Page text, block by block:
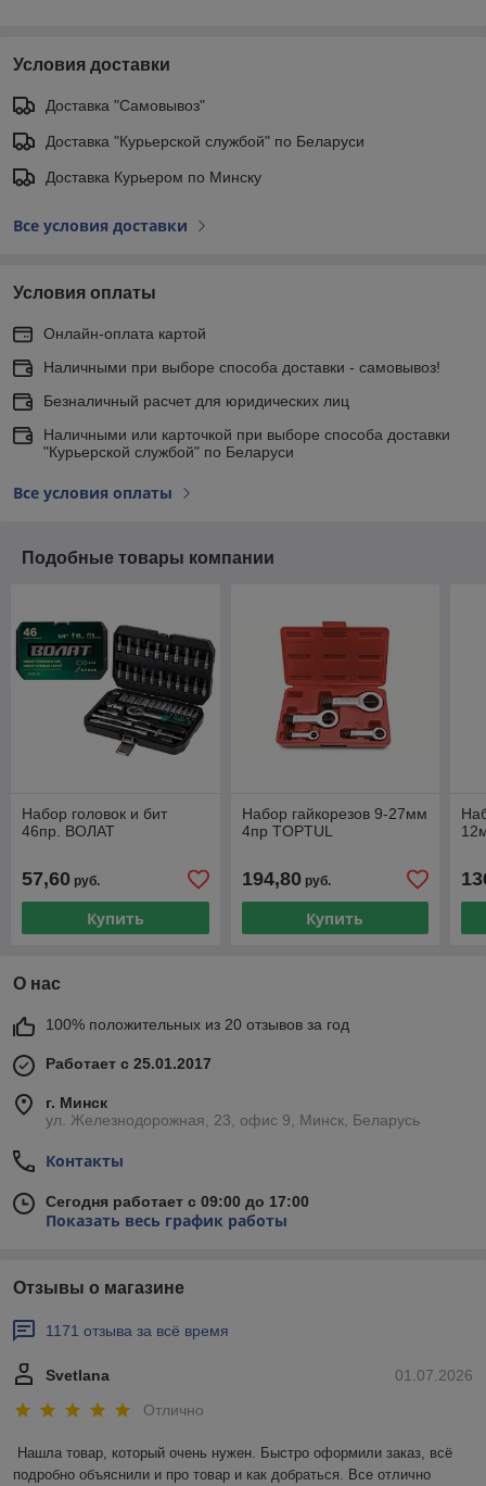
Условия доставки
Доставка "Самовывоз"
Доставка "Курьерской службой" по Беларуси
Доставка Курьером по Минску
Все условия доставки
Условия оплаты
Онлайн-оплата картой
Наличными при выборе способа доставки - самовывоз!
Безналичный расчет для юридических лиц
Наличными или карточкой при выборе способа доставки
"Курьерской службой" по Беларуси
Все условия оплаты
Подобные товары компании
Набор головок и бит
46пр. ВОЛАТ
57,60 руб.
Купить
Набор гайкорезов 9-27мм
4пр TOPTUL
194,80руб.
Купить
О нас
100% положительных из 20 отзывов за год
Работает с 25.01.2017
г. Минск
ул. Железнодорожная, 23, офис 9, Минск, Беларусь
Контакты
Сегодня работает с 09:00 до 17:00
Показать весь график работы
Отзывы о магазине
1171 отзыва за всё время
01.07.2026
Svetlana
Отлично
Нашла товар, который очень нужен. Быстро оформили заказ, всё
подробно объяснили и про товар и как добраться. Все отлично